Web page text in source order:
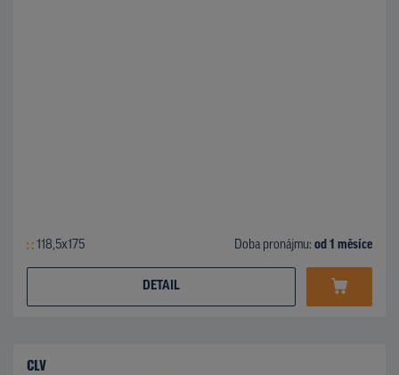
118,5x175 Doba pronájmu: od 1 měsíce
DETAIL
CLV